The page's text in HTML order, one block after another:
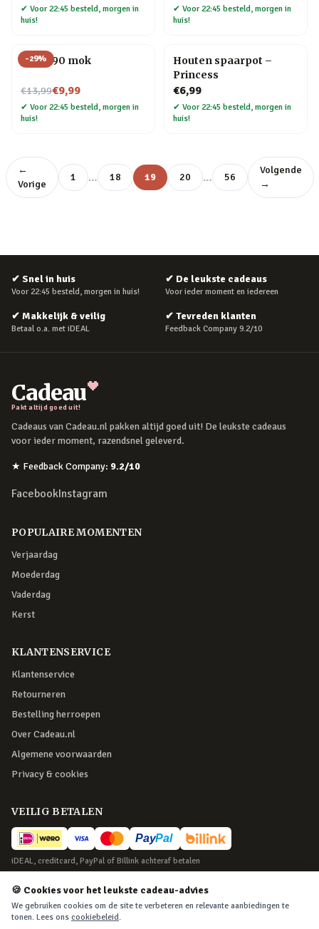
✔ Voor 22:45 besteld, morgen in
huis!
✔ Voor 22:45 besteld, morgen in
huis!
-29%
Jaren 90 mok
€13,99
Nu voor€9,99
✔ Voor 22:45 besteld, morgen in
huis!
Houten spaarpot –
Princess
€6,99
✔ Voor 22:45 besteld, morgen in
huis!
←
Vorige
1 … 18 19 20 … 56
Volgende
→
✔ Snel in huis
Voor 22:45 besteld, morgen in huis!
✔ De leukste cadeaus
Voor ieder moment en iedereen
✔ Makkelijk & veilig
Betaal o.a. met iDEAL
✔ Tevreden klanten
Feedback Company 9.2/10
Cadeau
Pakt altijd goed uit!
Cadeaus van Cadeau.nl pakken altijd goed uit! De leukste cadeaus
voor ieder moment, razendsnel geleverd.
★ Feedback Company: 9.2/10
FacebookInstagram
POPULAIRE MOMENTEN
Verjaardag
Moederdag
Vaderdag
Kerst
KLANTENSERVICE
Klantenservice
Retourneren
Bestelling herroepen
Over Cadeau.nl
Algemene voorwaarden
Privacy & cookies
VEILIG BETALEN
iDEAL, creditcard, PayPal of Billink achteraf betalen
BEZORGING
Voor 22:45 besteld, morgen in huis. Tot 365 dagen retourneren.
🍪 Cookies voor het leukste cadeau-advies
We gebruiken cookies om de site te verbeteren en relevante aanbiedingen te
tonen. Lees ons cookiebeleid.